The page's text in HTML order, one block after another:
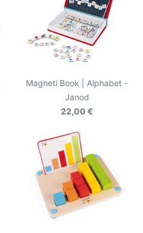
Magneti Book | Alphabet -
Janod
22,00 €